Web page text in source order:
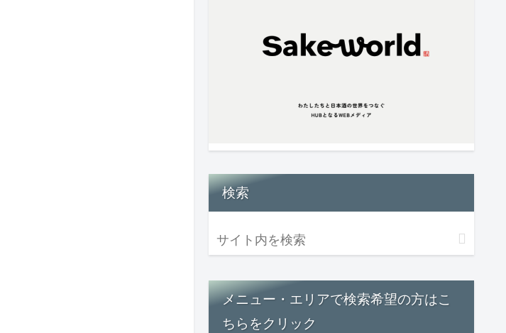
検索
メニュー・エリアで検索希望の方はこ
ちらをクリック